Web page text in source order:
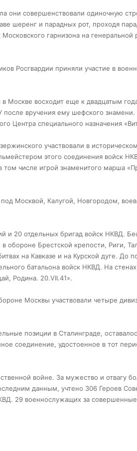
они совершенствовали одиночную
шеренг и парадных рот, проходя
гарнизона на генеральной
Росгвардии приняли участие в
Москве восходит еще к двадцатым
вручения ему шефского знамени.
Центра специального назначения
участвовали в
этого соединения войск
числе игрой знаменитого марша
Москвой, Калугой, Новгородом,
и 20 отдельных бригад войск НКВД.
обороне Брестской крепости, Риги,
на Кавказе и на Курской дуге. До
батальона войск НКВД. На
Родина. 20.VII.41».
Москвы участвовали четыре
позиции в Сталинграде,
соединение, удостоенное в тот
войне. За мужество и отвагу
данным, учтено 306 Героев
29 военнослужащих за